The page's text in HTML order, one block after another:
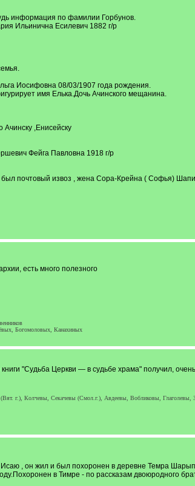
информация по фамилии Горбунов.
Ильинична Есилевич 1882 г/р
Иосифовна 08/03/1907 года рождения.
имя Елька.Дочь Ачинского мещанина.
,Енисейску
Фейга Павловна 1918 г/р
почтовый извоз , жена Сора-Крейна ( Софья)
есть много полезного
Богомоловых, Канахиных
"Судьба Церкви — в судьбе храма" получил,
г.), Колчевы, Секачевы (Смол.г.), Авдеевы, Вобликовы,
, он жил и был похоронен в деревне Темра
в Тимре - по рассказам двоюродного